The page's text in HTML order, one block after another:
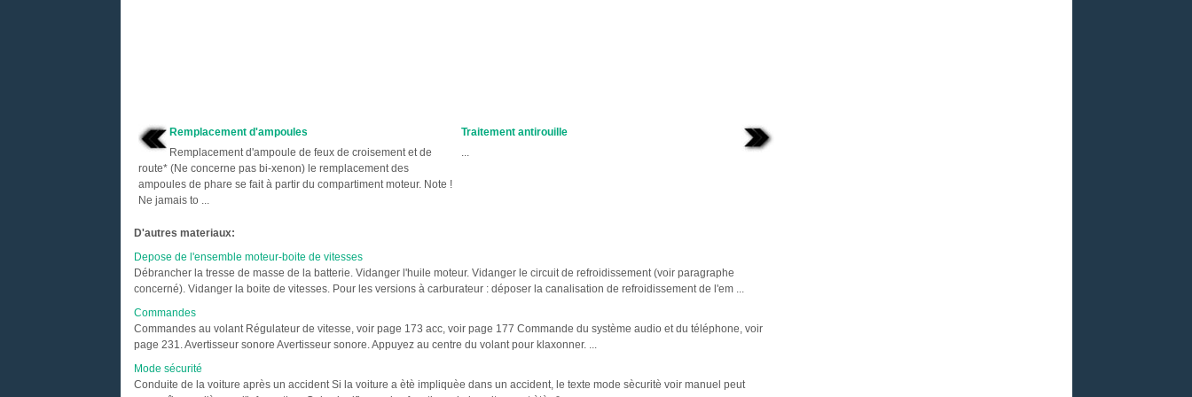
Remplacement d'ampoules
Remplacement d'ampoule de feux de croisement et de
route* (Ne concerne pas bi-xenon) le remplacement des
ampoules de phare se fait à partir du compartiment moteur. Note !
Ne jamais to ...
Traitement antirouille
...
D'autres materiaux:
Depose de l'ensemble moteur-boite de vitesses
Débrancher la tresse de masse de la batterie. Vidanger l'huile moteur. Vidanger le circuit de refroidissement (voir paragraphe
concerné). Vidanger la boite de vitesses. Pour les versions à carburateur : déposer la canalisation de refroidissement de l'em ...
Commandes
Commandes au volant Régulateur de vitesse, voir page 173 acc, voir page 177 Commande du système audio et du téléphone, voir
page 231. Avertisseur sonore Avertisseur sonore. Appuyez au centre du volant pour klaxonner. ...
Mode sécurité
Conduite de la voiture après un accident Si la voiture a ètè impliquèe dans un accident, le texte mode sècuritè voir manuel peut